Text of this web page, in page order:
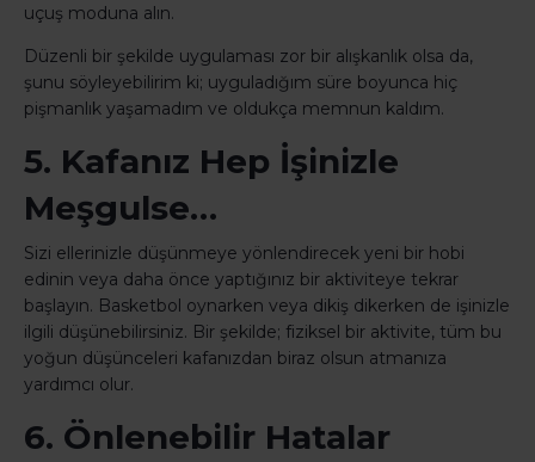
uçuş moduna alın.
Düzenli bir şekilde uygulaması zor bir alışkanlık olsa da,
şunu söyleyebilirim ki; uyguladığım süre boyunca hiç
pişmanlık yaşamadım ve oldukça memnun kaldım.
5. Kafanız Hep İşinizle
Meşgulse…
Sizi ellerinizle düşünmeye yönlendirecek yeni bir hobi
edinin veya daha önce yaptığınız bir aktiviteye tekrar
başlayın. Basketbol oynarken veya dikiş dikerken de işinizle
ilgili düşünebilirsiniz. Bir şekilde; fiziksel bir aktivite, tüm bu
yoğun düşünceleri kafanızdan biraz olsun atmanıza
yardımcı olur.
6. Önlenebilir Hatalar